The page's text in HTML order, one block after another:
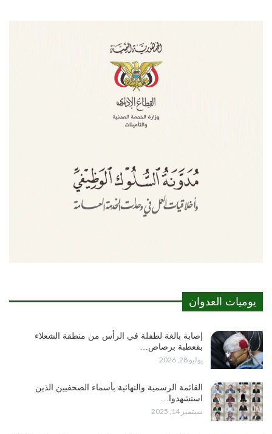
يوميات العدوان
إصابة بالغة لطفلة في الرأس من منطقة الشعلاء
بقعطبة برصاص…
يوليو 28, 2026
القائمة الرسمية والنهائية بأسماء الصحفيين الذين
استشهدوا…
سبتمبر 14, 2025